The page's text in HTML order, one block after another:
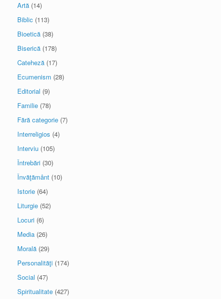
Artă (14)
Biblic (113)
Bioetică (38)
Biserică (178)
Cateheză (17)
Ecumenism (28)
Editorial (9)
Familie (78)
Fără categorie (7)
Interreligios (4)
Interviu (105)
Întrebări (30)
Învăţământ (10)
Istorie (64)
Liturgie (52)
Locuri (6)
Media (26)
Morală (29)
Personalităţi (174)
Social (47)
Spiritualitate (427)